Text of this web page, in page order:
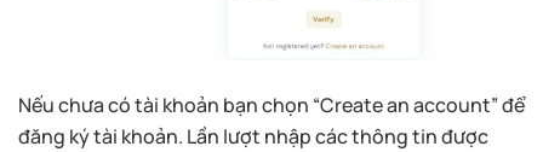
Nếu chưa có tài khoản bạn chọn “Create an account” để
đăng ký tài khoản. Lần lượt nhập các thông tin được